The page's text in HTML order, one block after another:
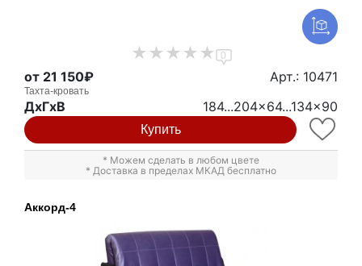
0
от 21 150₽ Арт.: 10471
Тахта-кровать
ДxГxВ 184...204x64...134x90
Купить
* Можем сделать в любом цвете
* Доставка в пределах МКАД бесплатно
Аккорд-4